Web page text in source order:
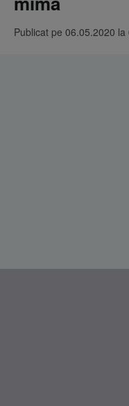
Publicat pe 06.05.2020 la